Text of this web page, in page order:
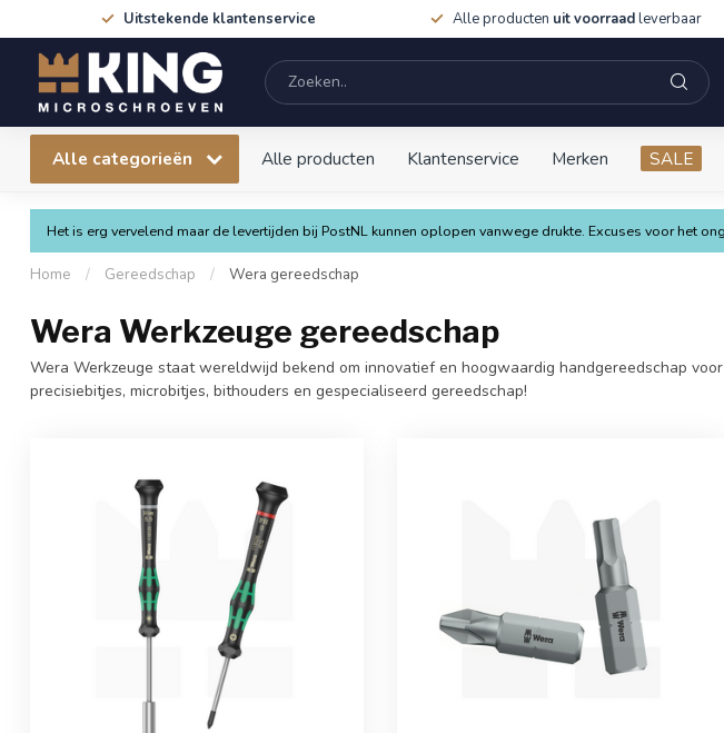
Uitstekende klantenservice Alle producten uit voorraadleverbaar
Alle categorieën Alle producten Klantenservice Merken SALE
Het is erg vervelend maar de levertijden bij PostNL kunnen oplopen vanwege drukte. Excuses voor het
Home / Gereedschap / Wera gereedschap
Wera Werkzeuge gereedschap
Wera Werkzeuge staat wereldwijd bekend om innovatief en hoogwaardig handgereedschap
precisiebitjes, microbitjes, bithouders en gespecialiseerd gereedschap!